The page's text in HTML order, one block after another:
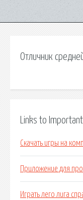
Отличник
Links to
Скачать игры на
Приложение для
Играть лего лига